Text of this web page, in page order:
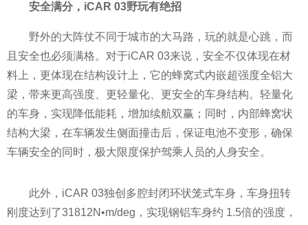
安全满分， iCAR 03野玩有绝招
野外的大阵仗不同于城市的大马路，玩的就是心跳，而
且安全也必须满格。对于iCAR 03来说，安全不仅体现在材
料上，更体现在结构设计上，它的蜂窝式内嵌超强度全铝大
梁，带来更高强度、更轻量化、更安全的车身结构。轻量化
的车身，实现降低能耗，增加续航双赢；同时，内部蜂窝状
结构大梁，在车辆发生侧面撞击后，保证电池不变形，确保
车辆安全的同时，极大限度保护驾乘人员的人身安全。
此外，iCAR 03独创多腔封闭环状笼式车身，车身扭转
刚度达到了31812N•m/deg，实现钢铝车身约 1.5倍的强度，